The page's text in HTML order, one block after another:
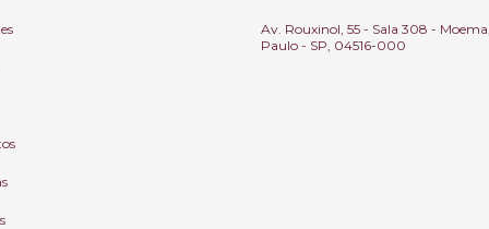
Av. Rouxinol, 55 - Sala 308 -
Paulo - SP, 04516-000